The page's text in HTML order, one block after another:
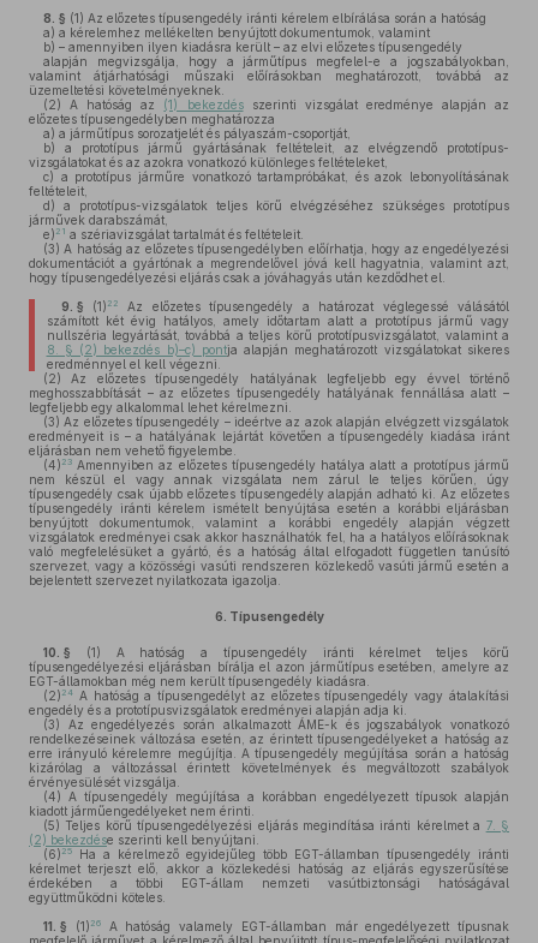
8. § (1) Az előzetes típusengedély iránti kérelem elbírálása során a hatóság
a) a kérelemhez mellékelten benyújtott dokumentumok, valamint
b) – amennyiben ilyen kiadásra került – az elvi előzetes típusengedély
alapján megvizsgálja, hogy a járműtípus megfelel-e a jogszabályokban,
valamint átjárhatósági műszaki előírásokban meghatározott, továbbá az
üzemeltetési követelményeknek.
(2) A hatóság az (1) bekezdésszerinti vizsgálat eredménye alapján az
előzetes típusengedélyben meghatározza
a) a járműtípus sorozatjelét és pályaszám-csoportját,
b) a prototípus jármű gyártásának feltételeit, az elvégzendő prototípus-
vizsgálatokat és az azokra vonatkozó különleges feltételeket,
c) a prototípus járműre vonatkozó tartampróbákat, és azok lebonyolításának
feltételeit,
d) a prototípus-vizsgálatok teljes körű elvégzéséhez szükséges prototípus
járművek darabszámát,
e) 21 a szériavizsgálat tartalmát és feltételeit.
(3) A hatóság az előzetes típusengedélyben előírhatja, hogy az engedélyezési
dokumentációt a gyártónak a megrendelővel jóvá kell hagyatnia, valamint azt,
hogy típusengedélyezési eljárás csak a jóváhagyás után kezdődhet el.
9. § (1) 22
Az előzetes típusengedély a határozat véglegessé válásától
számított két évig hatályos, amely időtartam alatt a prototípus jármű vagy
nullszéria legyártását, továbbá a teljes körű prototípusvizsgálatot, valamint a
8. § (2) bekezdés b)–c) pontja alapján meghatározott vizsgálatokat sikeres
eredménnyel el kell végezni.
(2) Az előzetes típusengedély hatályának legfeljebb egy évvel történő
meghosszabbítását – az előzetes típusengedély hatályának fennállása alatt –
legfeljebb egy alkalommal lehet kérelmezni.
(3) Az előzetes típusengedély – ideértve az azok alapján elvégzett vizsgálatok
eredményeit is – a hatályának lejártát követően a típusengedély kiadása iránt
eljárásban nem vehető figyelembe.
(4) 23 Amennyiben az előzetes típusengedély hatálya alatt a prototípus jármű
nem készül el vagy annak vizsgálata nem zárul le teljes körűen, úgy
típusengedély csak újabb előzetes típusengedély alapján adható ki. Az előzetes
típusengedély iránti kérelem ismételt benyújtása esetén a korábbi eljárásban
benyújtott dokumentumok, valamint a korábbi engedély alapján végzett
vizsgálatok eredményei csak akkor használhatók fel, ha a hatályos előírásoknak
való megfelelésüket a gyártó, és a hatóság által elfogadott független tanúsító
szervezet, vagy a közösségi vasúti rendszeren közlekedő vasúti jármű esetén a
bejelentett szervezet nyilatkozata igazolja.
6. Típusengedély
10. § (1) A hatóság a típusengedély iránti kérelmet teljes körű
típusengedélyezési eljárásban bírálja el azon járműtípus esetében, amelyre az
EGT-államokban még nem került típusengedély kiadásra.
(2) 24 A hatóság a típusengedélyt az előzetes típusengedély vagy átalakítási
engedély és a prototípusvizsgálatok eredményei alapján adja ki.
(3) Az engedélyezés során alkalmazott ÁME-k és jogszabályok vonatkozó
rendelkezéseinek változása esetén, az érintett típusengedélyeket a hatóság az
erre irányuló kérelemre megújítja. A típusengedély megújítása során a hatóság
kizárólag a változással érintett követelmények és megváltozott szabályok
érvényesülését vizsgálja.
(4) A típusengedély megújítása a korábban engedélyezett típusok alapján
kiadott járműengedélyeket nem érinti.
(5) Teljes körű típusengedélyezési eljárás megindítása iránti kérelmet a 7. §
(2) bekezdése szerinti kell benyújtani.
(6) 25
Ha a kérelmező egyidejűleg több EGT-államban típusengedély iránti
kérelmet terjeszt elő, akkor a közlekedési hatóság az eljárás egyszerűsítése
érdekében a többi EGT-állam nemzeti vasútbiztonsági hatóságával
együttműködni köteles.
11. § (1) 26A hatóság valamely EGT-államban már engedélyezett típusnak